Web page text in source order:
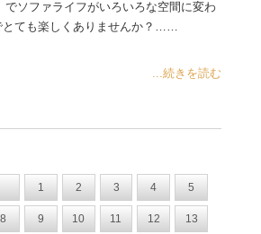
でソファライフがいろいろな空間に変わ
とても楽しくありませんか？……
...続きを読む
1 2 3 4 5
8 9 10 11 12 13